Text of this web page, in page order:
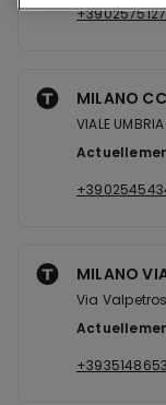
MILANO
VIALE
MILANO
Via